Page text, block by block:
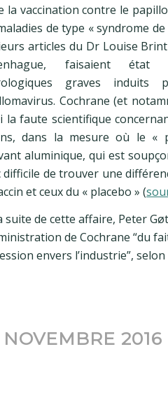
la vaccination contre le
de type « syndrome
articles du Dr Louise
faisaient état
graves
Cochrane (et
la faute scientifique
dans la mesure où le «
aluminique, qui est
difficile de trouver une
et ceux du « placebo » (
suite de cette affaire, Peter
de Cochrane “du
envers l’industrie”,
2016